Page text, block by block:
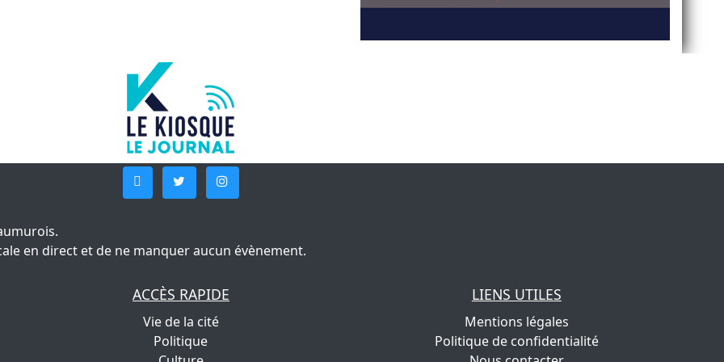
en direct et de ne manquer aucun évènement.
ACCÈS RAPIDE
Vie de la cité
Politique
LIENS UTILES
Mentions légales
Politique de confidentialité